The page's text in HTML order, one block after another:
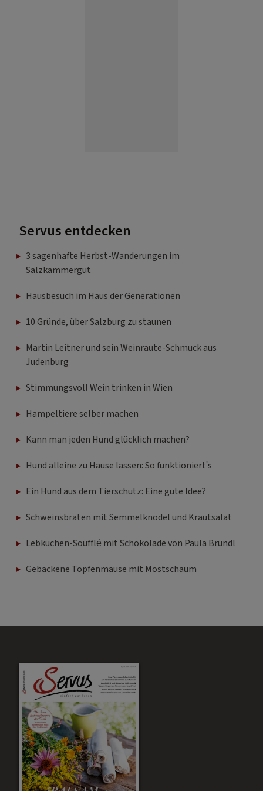
Servus entdecken
3 sagenhafte Herbst-Wanderungen im
Salzkammergut
Hausbesuch im Haus der Generationen
10 Gründe, über Salzburg zu staunen
Martin Leitner und sein Weinraute-Schmuck aus
Judenburg
Stimmungsvoll Wein trinken in Wien
Hampeltiere selber machen
Kann man jeden Hund glücklich machen?
Hund alleine zu Hause lassen: So funktioniert's
Ein Hund aus dem Tierschutz: Eine gute Idee?
Schweinsbraten mit Semmelknödel und Krautsalat
Lebkuchen-Soufflé mit Schokolade von Paula Bründl
Gebackene Topfenmäuse mit Mostschaum